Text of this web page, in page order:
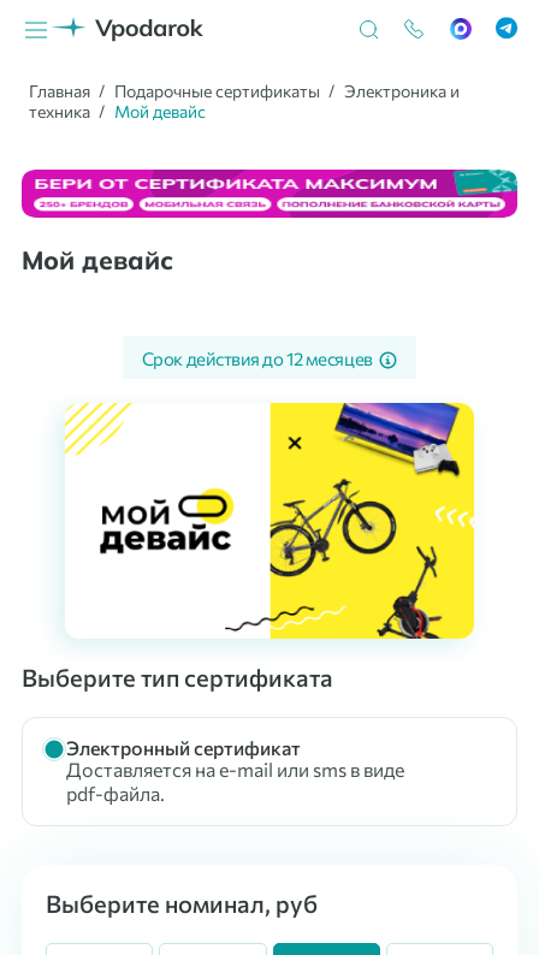
Главная Подарочные сертификаты
Электроника и
техника
Мой девайс
Мой девайс
Срок действия до12 месяцев
Выберите тип сертификата
Электронный сертификат
Доставляется на e-mail или sms в виде
pdf-файла.
Выберите номинал, руб